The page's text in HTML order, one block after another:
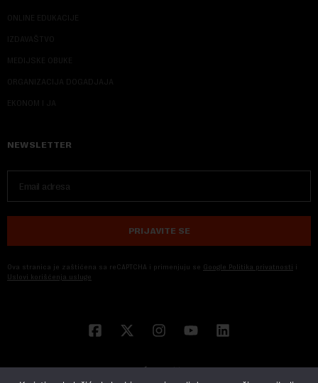
ONLINE EDUKACIJE
IZDAVAŠTVO
MEDIJSKE OBUKE
ORGANIZACIJA DOGADJAJA
EKONOM I JA
NEWSLETTER
PRIJAVITE SE
Ova stranica je zaštićena sa reCAPTCHA i primenjuju se Google Politika privatnosti i
Uslovi korišćenja usluge